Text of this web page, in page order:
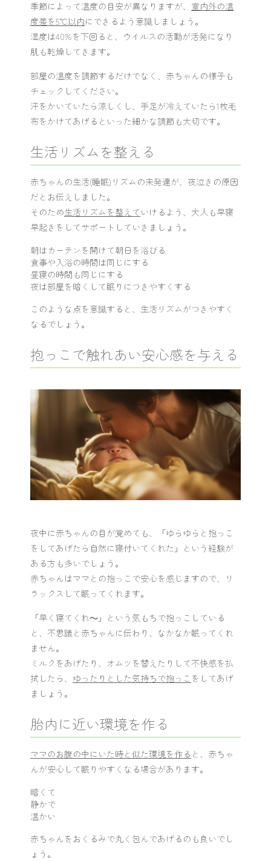
季節によって温度の目安が異なりますが、 室内外の温
度差を5℃以内にできるよう意識しましょう。
湿度は40%を下回ると、ウイルスの活動が活発になり
肌も乾燥してきます。
部屋の温度を調節するだけでなく、赤ちゃんの様子も
チェックしてください。
汗をかいていたら涼しくし、手足が冷えていたら1枚毛
布をかけてあげるといった細かな調節も大切です。
生活リズムを整える
赤ちゃんの生活(睡眠)リズムの未発達が、夜泣きの原因
だとお伝えしました。
そのため生活リズムを整えて いけるよう、大人も早寝
早起きをしてサポートしていきましょう。
朝はカーテンを開けて朝日を浴びる
食事や入浴の時間は同じにする
昼寝の時間も同じにする
夜は部屋を暗くして眠りにつきやすくする
このような点を意識すると、生活リズムがつきやすく
なるでしょう。
抱っこで触れあい安心感を与える
夜中に赤ちゃんの目が覚めても、「ゆらゆらと抱っこ
をしてあげたら自然に寝付いてくれた」という経験が
ある方も多いでしょう。
赤ちゃんはママとの抱っこで安心を感じますので、リ
ラックスして眠ってくれます。
「早く寝てくれ～」という気もちで抱っこしている
と、不思議と赤ちゃんに伝わり、なかなか眠ってくれ
ません。
ミルクをあげたり、オムツを替えたりして不快感を払
拭したら、 ゆったりとした気持ちで抱っこ をしてあげ
ましょう。
胎内に近い環境を作る
ママのお腹の中にいた時と似た環境を作る と、赤ちゃ
んが安心して眠りやすくなる場合があります。
暗くて
静かで
温かい
赤ちゃんをおくるみで丸く包んであげるのも良いでし
ょう。